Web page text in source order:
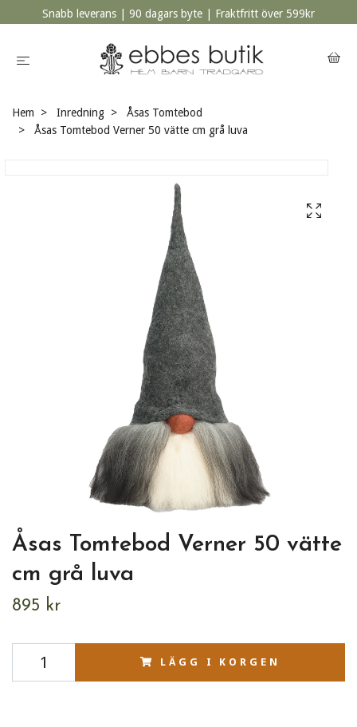
Snabb leverans | 90 dagars byte | Fraktfritt över 599kr
Hem Inredning
Åsas Tomtebod
Åsas Tomtebod Verner 50 vätte cm grå luva
Åsas Tomtebod Verner 50 vätte
cm grå luva
895 kr
LÄGG I KORGEN